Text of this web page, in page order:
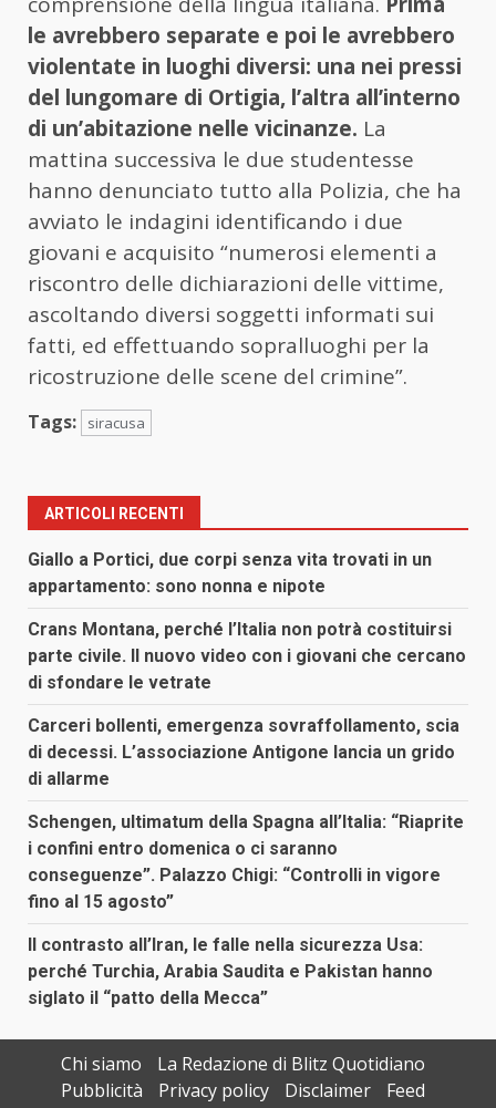
le avrebbero separate e poi le avrebbero
violentate in luoghi diversi: una nei pressi
del lungomare di Ortigia, l’altra all’interno
di un’abitazione nelle vicinanze. La
mattina successiva le due studentesse
hanno denunciato tutto alla Polizia, che ha
avviato le indagini identificando i due
giovani e acquisito “numerosi elementi a
riscontro delle dichiarazioni delle vittime,
ascoltando diversi soggetti informati sui
fatti, ed effettuando sopralluoghi per la
ricostruzione delle scene del crimine”.
Tags: siracusa
ARTICOLI RECENTI
Giallo a Portici, due corpi senza vita trovati in un
appartamento: sono nonna e nipote
Crans Montana, perché l’Italia non potrà costituirsi
parte civile. Il nuovo video con i giovani che cercano
di sfondare le vetrate
Carceri bollenti, emergenza sovraffollamento, scia
di decessi. L’associazione Antigone lancia un grido
di allarme
Schengen, ultimatum della Spagna all’Italia: “Riaprite
i confini entro domenica o ci saranno
conseguenze”. Palazzo Chigi: “Controlli in vigore
fino al 15 agosto”
Il contrasto all’Iran, le falle nella sicurezza Usa:
perché Turchia, Arabia Saudita e Pakistan hanno
siglato il “patto della Mecca”
Chi siamo
La Redazione di Blitz Quotidiano
Pubblicità
Privacy policy Disclaimer Feed